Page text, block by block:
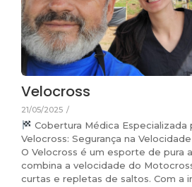
Velocross
21/05/2025 /
Cobertura Médica Especializada
Velocross: Segurança na
O Velocross é um esporte de pura
combina a velocidade do
curtas e repletas de saltos. Com a